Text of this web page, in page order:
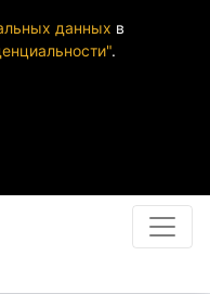
данных в
.